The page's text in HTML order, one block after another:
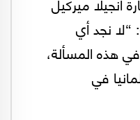
“لا نجد أي
في هذه المسألة،
في